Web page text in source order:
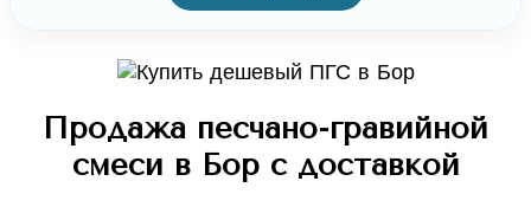
Продажа песчано-гравийной
смеси в Бор с доставкой